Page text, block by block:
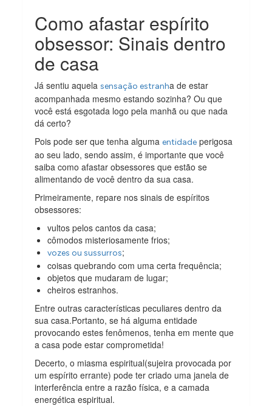
Como afastar espírito
obsessor: Sinais dentro
de casa
Já sentiu aquelasensação estranha de estar
acompanhada mesmo estando sozinha? Ou que
você está esgotada logo pela manhã ou que nada
dá certo?
Pois pode ser que tenha algumaentidade perigosa
ao seu lado, sendo assim, é importante que você
saiba como afastar obsessores que estão se
alimentando de você dentro da sua casa.
Primeiramente, repare nos sinais de espíritos
obsessores:
vultos pelos cantos da casa;
cômodos misteriosamente frios;
vozes ou sussurros;
coisas quebrando com uma certa frequência;
objetos que mudaram de lugar;
cheiros estranhos.
Entre outras características peculiares dentro da
sua casa.Portanto, se há alguma entidade
provocando estes fenômenos, tenha em mente que
a casa pode estar comprometida!
Decerto, o miasma espiritual(sujeira provocada por
um espírito errante) pode ter criado uma janela de
interferência entre a razão física, e a camada
energética espiritual.